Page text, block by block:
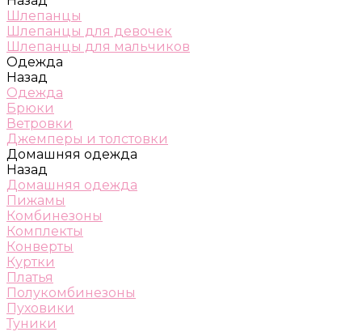
Шлепанцы
Шлепанцы для девочек
Шлепанцы для мальчиков
Одежда
Назад
Одежда
Брюки
Ветровки
Джемперы и толстовки
Домашняя одежда
Назад
Домашняя одежда
Пижамы
Комбинезоны
Комплекты
Конверты
Куртки
Платья
Полукомбинезоны
Пуховики
Туники